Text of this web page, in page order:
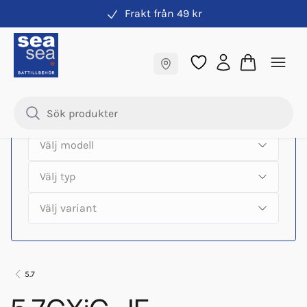
Frakt från 49 kr
Samma pris online & i butik
Hitta rätt produkter till din båtmotor
5.7